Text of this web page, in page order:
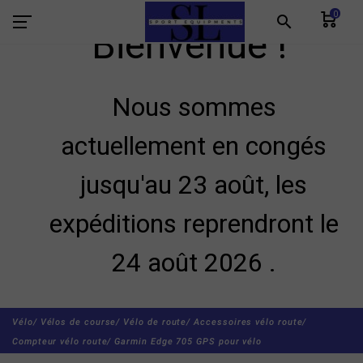
search 0
Bienvenue !
Nous sommes
actuellement en congés
jusqu'au 23 août, les
expéditions reprendront le
24 août 2026 .
Vélo/ Vélos de course/ Vélo de route/ Accessoires vélo route/
Compteur vélo route/ Garmin Edge 705 GPS pour vélo